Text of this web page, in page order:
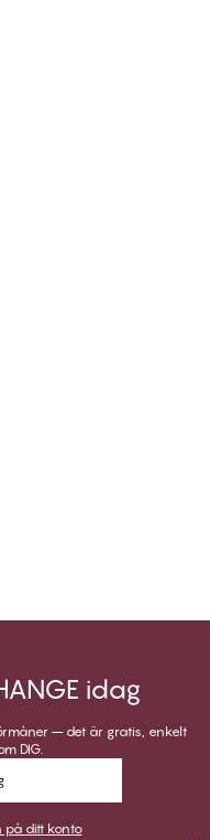
idag
– det är gratis, enkelt
DIG.
på ditt konto